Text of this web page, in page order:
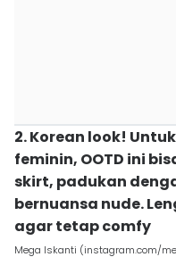
2. Korean look!
feminin, OOTD ini
skirt, padukan
bernuansa nude.
agar tetap comfy
Mega Iskanti (instagram.com/